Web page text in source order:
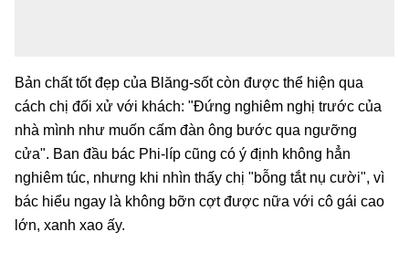
Bản chất tốt đẹp của Blăng-sốt còn được thể hiện qua
cách chị đối xử với khách: "Đứng nghiêm nghị trước của
nhà mình như muốn cấm đàn ông bước qua ngưỡng
cửa". Ban đầu bác Phi-líp cũng có ý định không hẳn
nghiêm túc, nhưng khi nhìn thấy chị "bỗng tắt nụ cười", vì
bác hiểu ngay là không bỡn cợt được nữa với cô gái cao
lớn, xanh xao ấy.